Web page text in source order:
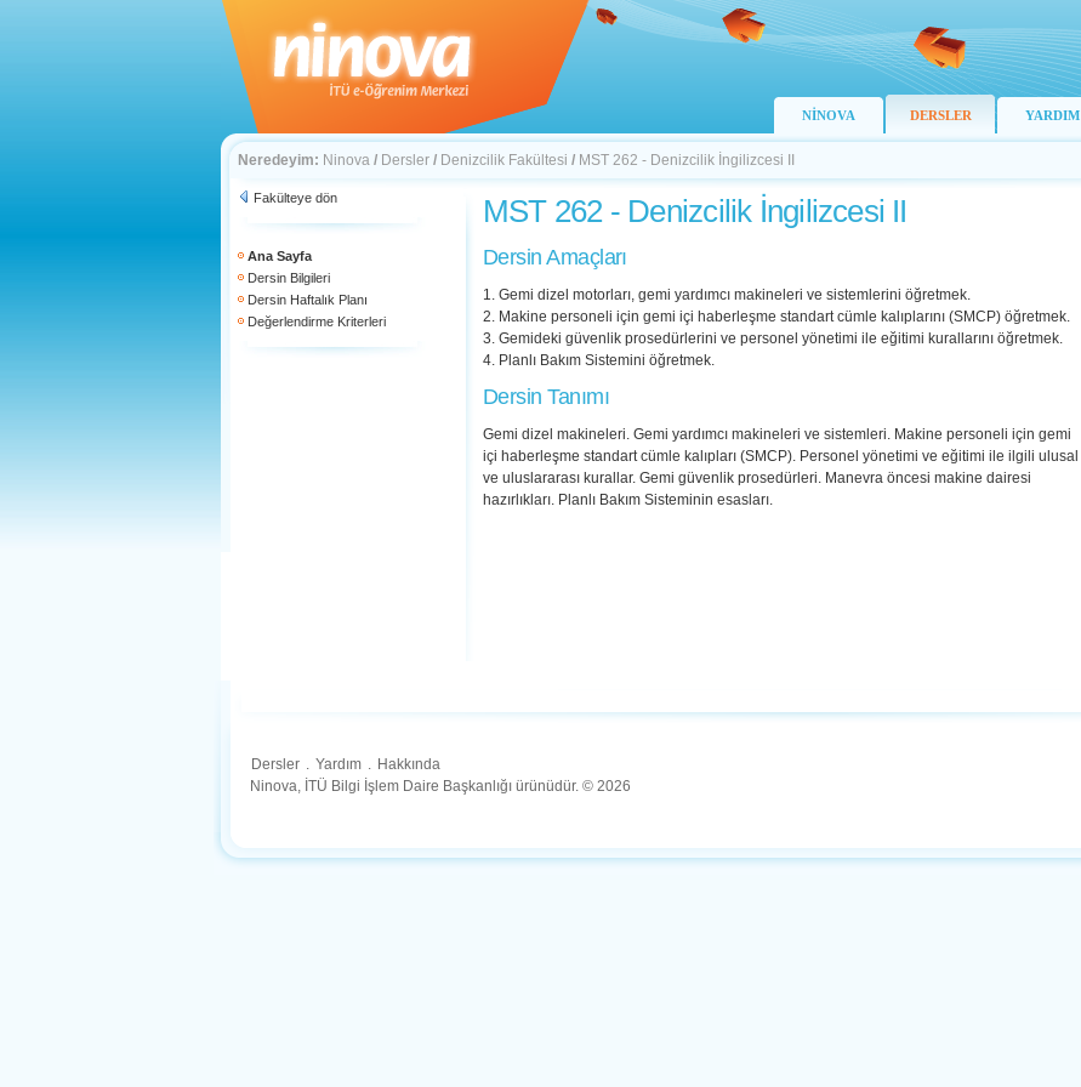
NİNOVA DERSLER YARDIM
Neredeyim: Ninova / Dersler / Denizcilik Fakültesi / MST 262 - Denizcilik İngilizcesi II
Fakülteye dön
Ana Sayfa
Dersin Bilgileri
Dersin Haftalık Planı
Değerlendirme Kriterleri
MST 262 - Denizcilik İngilizcesi II
Dersin Amaçları
1. Gemi dizel motorları, gemi yardımcı makineleri ve sistemlerini öğretmek.
2. Makine personeli için gemi içi haberleşme standart cümle kalıplarını (SMCP) öğretmek.
3. Gemideki güvenlik prosedürlerini ve personel yönetimi ile eğitimi kurallarını öğretmek.
4. Planlı Bakım Sistemini öğretmek.
Dersin Tanımı
Gemi dizel makineleri. Gemi yardımcı makineleri ve sistemleri. Makine personeli için gemi
içi haberleşme standart cümle kalıpları (SMCP). Personel yönetimi ve eğitimi ile ilgili ulusal
ve uluslararası kurallar. Gemi güvenlik prosedürleri. Manevra öncesi makine dairesi
hazırlıkları. Planlı Bakım Sisteminin esasları.
Dersler . Yardım . Hakkında
Ninova, İTÜ Bilgi İşlem Daire Başkanlığı ürünüdür. © 2026